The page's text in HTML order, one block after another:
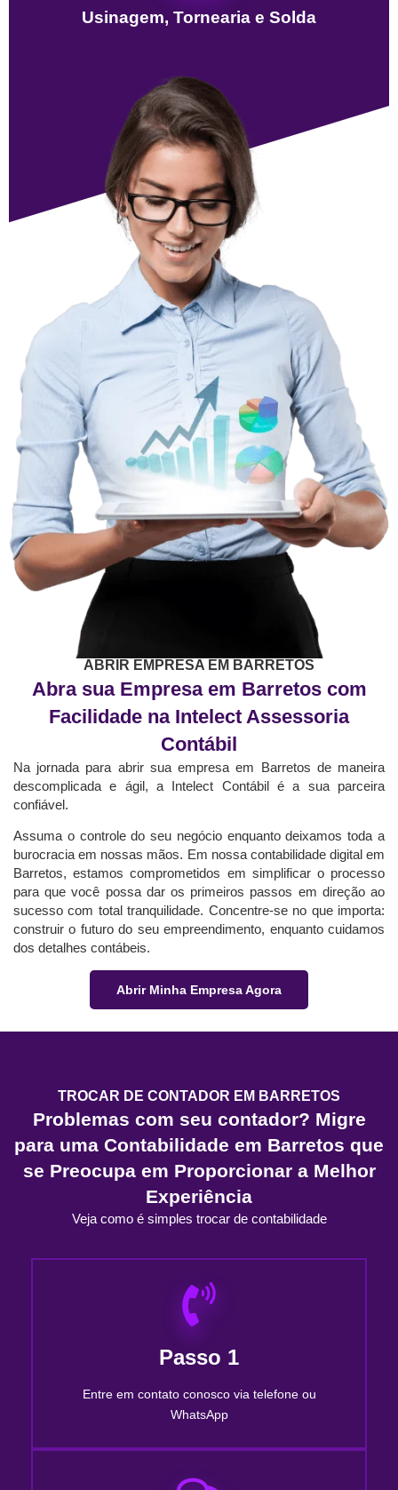
Usinagem, Tornearia e Solda
ABRIR EMPRESA EM BARRETOS
Abra sua Empresa em Barretos com
Facilidade na Intelect Assessoria
Contábil
Na jornada para abrir sua empresa em Barretos de maneira
descomplicada e ágil, a Intelect Contábil é a sua parceira
confiável.
Assuma o controle do seu negócio enquanto deixamos toda a
burocracia em nossas mãos. Em nossa contabilidade digital em
Barretos, estamos comprometidos em simplificar o processo
para que você possa dar os primeiros passos em direção ao
sucesso com total tranquilidade. Concentre-se no que importa:
construir o futuro do seu empreendimento, enquanto cuidamos
dos detalhes contábeis.
Abrir Minha Empresa Agora
TROCAR DE CONTADOR EM BARRETOS
Problemas com seu contador? Migre
para uma Contabilidade em Barretos que
se Preocupa em Proporcionar a Melhor
Experiência
Veja como é simples trocar de contabilidade
Passo 1
Entre em contato conosco via telefone ou
WhatsApp